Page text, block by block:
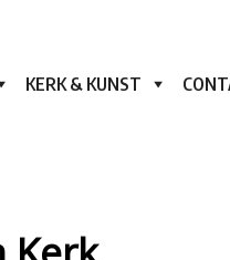
KERK & KUNST